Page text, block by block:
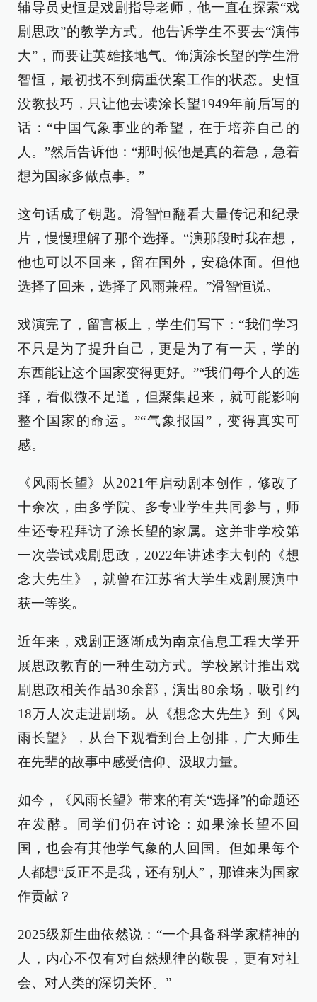
辅导员史恒是戏剧指导老师，他一直在探索“戏
剧思政”的教学方式。他告诉学生不要去“演伟
大”，而要让英雄接地气。饰演涂长望的学生滑
智恒，最初找不到病重伏案工作的状态。史恒
没教技巧，只让他去读涂长望1949年前后写的
话：“中国气象事业的希望，在于培养自己的
人。”然后告诉他：“那时候他是真的着急，急着
想为国家多做点事。”
这句话成了钥匙。滑智恒翻看大量传记和纪录
片，慢慢理解了那个选择。“演那段时我在想，
他也可以不回来，留在国外，安稳体面。但他
选择了回来，选择了风雨兼程。”滑智恒说。
戏演完了，留言板上，学生们写下：“我们学习
不只是为了提升自己，更是为了有一天，学的
东西能让这个国家变得更好。”“我们每个人的选
择，看似微不足道，但聚集起来，就可能影响
整个国家的命运。”“气象报国”，变得真实可
感。
《风雨长望》从2021年启动剧本创作，修改了
十余次，由多学院、多专业学生共同参与，师
生还专程拜访了涂长望的家属。这并非学校第
一次尝试戏剧思政，2022年讲述李大钊的《想
念大先生》，就曾在江苏省大学生戏剧展演中
获一等奖。
近年来，戏剧正逐渐成为南京信息工程大学开
展思政教育的一种生动方式。学校累计推出戏
剧思政相关作品30余部，演出80余场，吸引约
18万人次走进剧场。从《想念大先生》到《风
雨长望》，从台下观看到台上创排，广大师生
在先辈的故事中感受信仰、汲取力量。
如今，《风雨长望》带来的有关“选择”的命题还
在发酵。同学们仍在讨论：如果涂长望不回
国，也会有其他学气象的人回国。但如果每个
人都想“反正不是我，还有别人”，那谁来为国家
作贡献？
2025级新生曲依然说：“一个具备科学家精神的
人，内心不仅有对自然规律的敬畏，更有对社
会、对人类的深切关怀。”